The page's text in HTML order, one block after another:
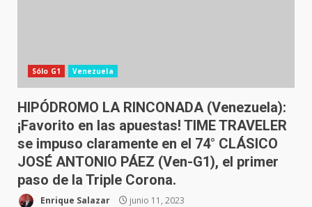
Sólo G1 Venezuela
HIPÓDROMO LA RINCONADA (Venezuela):
¡Favorito en las apuestas! TIME TRAVELER
se impuso claramente en el 74° CLÁSICO
JOSÉ ANTONIO PÁEZ (Ven-G1), el primer
paso de la Triple Corona.
Enrique Salazar junio 11, 2023